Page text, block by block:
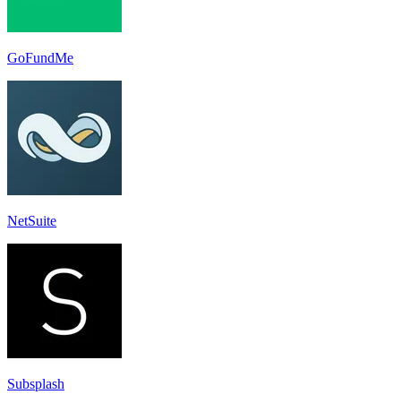
GoFundMe
NetSuite
Subsplash